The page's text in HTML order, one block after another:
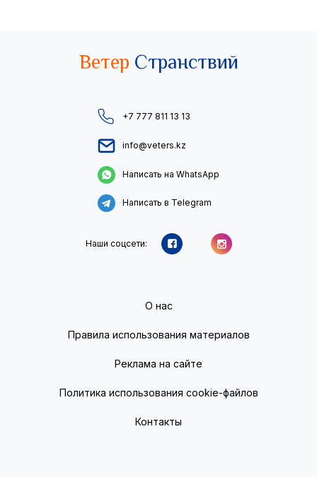
Ветер Странствий
+7 777 811 13 13
info@veters.kz
Написать на WhatsApp
Написать в Telegram
Наши соцсети:
О нас
Правила использования материалов
Реклама на сайте
Политика использования cookie-файлов
Контакты